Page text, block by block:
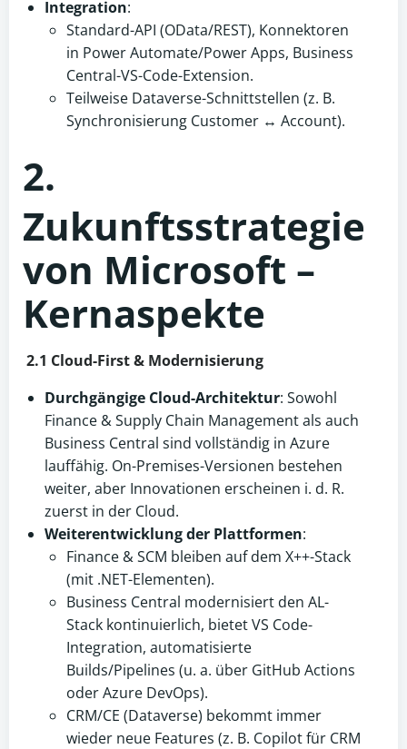
Integration:
Standard-API (OData/REST), Konnektoren
in Power Automate/Power Apps, Business
Central-VS-Code-Extension.
Teilweise Dataverse-Schnittstellen (z. B.
Synchronisierung Customer ↔ Account).
2.
Zukunftsstrategie
von Microsoft –
Kernaspekte
2.1 Cloud-First & Modernisierung
Durchgängige Cloud-Architektur: Sowohl
Finance & Supply Chain Management als auch
Business Central sind vollständig in Azure
lauffähig. On-Premises-Versionen bestehen
weiter, aber Innovationen erscheinen i. d. R.
zuerst in der Cloud.
Weiterentwicklung der Plattformen:
Finance & SCM bleiben auf dem X++-Stack
(mit .NET-Elementen).
Business Central modernisiert den AL-
Stack kontinuierlich, bietet VS Code-
Integration, automatisierte
Builds/Pipelines (u. a. über GitHub Actions
oder Azure DevOps).
CRM/CE (Dataverse) bekommt immer
wieder neue Features (z. B. Copilot für CRM